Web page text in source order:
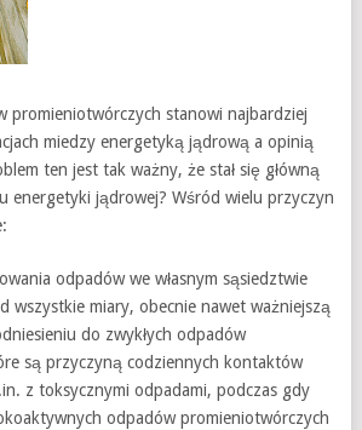
promieniotwórczych stanowi najbardziej
miedzy energetyką jądrową a opinią
ten jest tak ważny, że stał się główną
energetyki jądrowej? Wśród wielu przyczyn
odpadów we własnym sąsiedztwie
wszystkie miary, obecnie nawet ważniejszą
do zwykłych odpadów
są przyczyną codziennych kontaktów
z toksycznymi odpadami, podczas gdy
odpadów promieniotwórczych